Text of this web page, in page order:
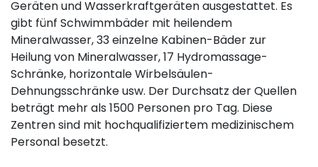
Geräten und Wasserkraftgeräten ausgestattet. Es
gibt fünf Schwimmbäder mit heilendem
Mineralwasser, 33 einzelne Kabinen-Bäder zur
Heilung von Mineralwasser, 17 Hydromassage-
Schränke, horizontale Wirbelsäulen-
Dehnungsschränke usw. Der Durchsatz der Quellen
beträgt mehr als 1500 Personen pro Tag. Diese
Zentren sind mit hochqualifiziertem medizinischem
Personal besetzt.